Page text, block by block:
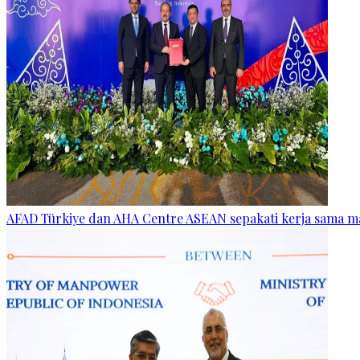
AFAD Türkiye dan AHA Centre ASEAN sepakati kerja sama